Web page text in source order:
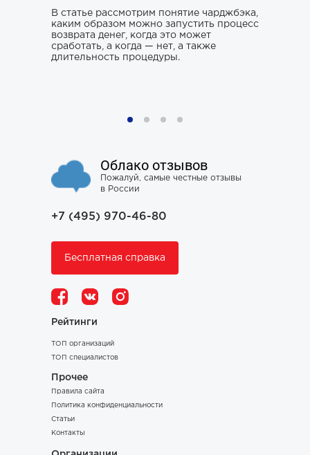
В статье рассмотрим понятие чарджбэка,
каким образом можно запустить процесс
возврата денег, когда это может
сработать, а когда — нет, а также
длительность процедуры.
Облако отзывов
Пожалуй, самые честные отзывы
в России
+7 (495) 970-46-80
Бесплатная справка
Рейтинги
ТОП организаций
ТОП специалистов
Прочее
Правила сайта
Политика конфиденциальности
Статьи
Контакты